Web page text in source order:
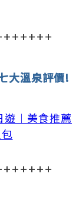
大溫泉評價!
遊︱美食推薦